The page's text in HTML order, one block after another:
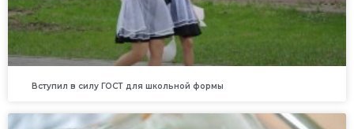
Вступил в силу ГОСТ для школьной формы